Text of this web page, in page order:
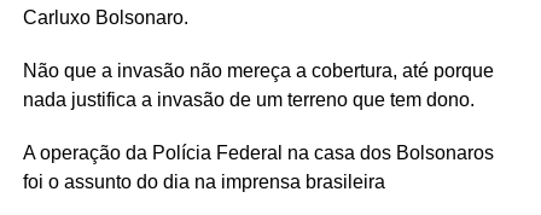
Carluxo Bolsonaro.
Não que a invasão não mereça a cobertura, até porque
nada justifica a invasão de um terreno que tem dono.
A operação da Polícia Federal na casa dos Bolsonaros
foi o assunto do dia na imprensa brasileira